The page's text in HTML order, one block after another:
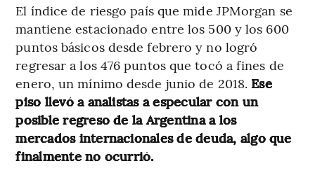
El índice de riesgo país que mide JPMorgan se
mantiene estacionado entre los 500 y los 600
puntos básicos desde febrero y no logró
regresar a los 476 puntos que tocó a fines de
enero, un mínimo desde junio de 2018. Ese
piso llevó a analistas a especular con un
posible regreso de la Argentina a los
mercados internacionales de deuda, algo que
finalmente no ocurrió.